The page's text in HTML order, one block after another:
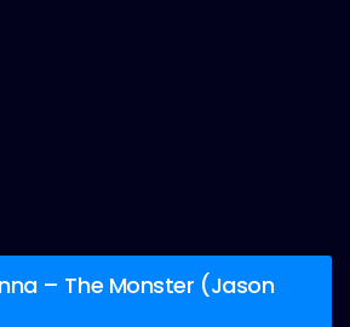
– The Monster (Jason